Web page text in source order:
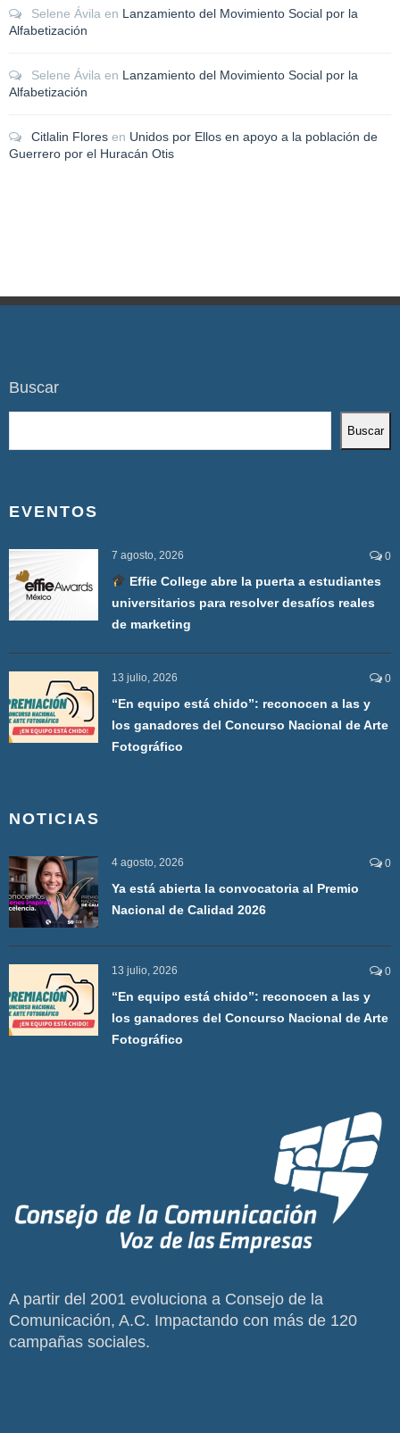
Selene Ávila en Lanzamiento del Movimiento Social por la
Alfabetización
Selene Ávila en Lanzamiento del Movimiento Social por la
Alfabetización
Citlalin Flores en Unidos por Ellos en apoyo a la población de
Guerrero por el Huracán Otis
Buscar
Buscar
EVENTOS
7 agosto, 2026 0
Effie College abre la puerta a estudiantes
universitarios para resolver desafíos reales
de marketing
13 julio, 2026 0
“En equipo está chido”: reconocen a las y
los ganadores del Concurso Nacional de Arte
Fotográfico
NOTICIAS
4 agosto, 2026 0
Ya está abierta la convocatoria al Premio
Nacional de Calidad 2026
13 julio, 2026 0
“En equipo está chido”: reconocen a las y
los ganadores del Concurso Nacional de Arte
Fotográfico
A partir del 2001 evoluciona a Consejo de la
Comunicación, A.C. Impactando con más de 120
campañas sociales.